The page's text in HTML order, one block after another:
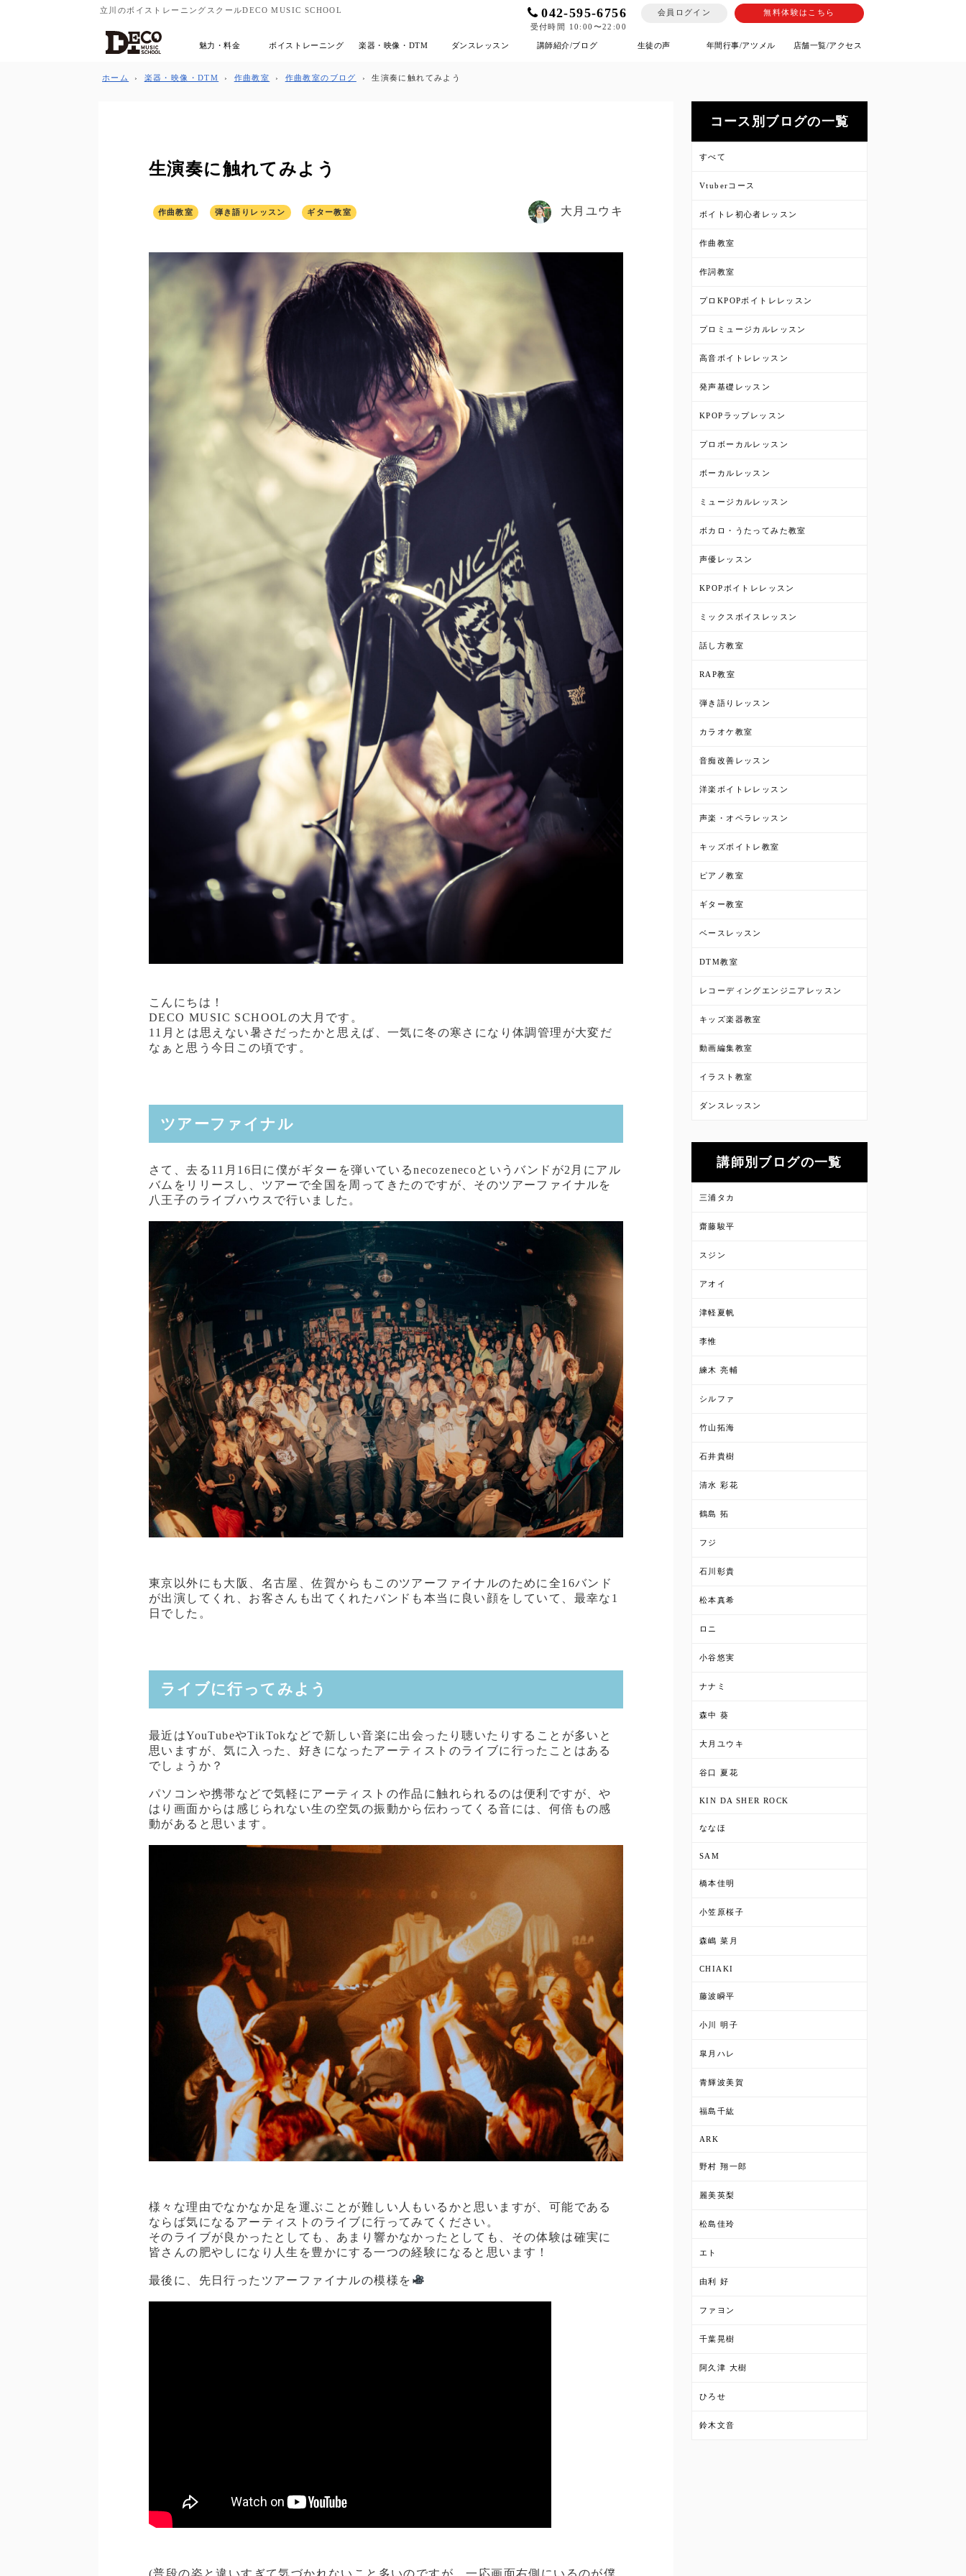
立川のボイストレーニングスクールDECO MUSIC SCHOOL 042-595-6756
受付時間 10:00〜22:00
会員ログイン 無料体験はこちら
魅力・料金 ボイストレーニング 楽器・映像・DTM ダンスレッスン 講師紹介/ブログ 生徒の声 年間行事/アツメル 店舗一覧/アクセス
ホーム › 楽器・映像・DTM › 作曲教室 › 作曲教室のブログ › 生演奏に触れてみよう
生演奏に触れてみよう
作曲教室 弾き語りレッスン ギター教室 大月ユウキ
こんにちは！
DECO MUSIC SCHOOLの大月です。
11月とは思えない暑さだったかと思えば、一気に冬の寒さになり体調管理が大変だ
なぁと思う今日この頃です。
ツアーファイナル
さて、去る11月16日に僕がギターを弾いているnecozenecoというバンドが2月にアル
バムをリリースし、ツアーで全国を周ってきたのですが、そのツアーファイナルを
八王子のライブハウスで行いました。
東京以外にも大阪、名古屋、佐賀からもこのツアーファイナルのために全16バンド
が出演してくれ、お客さんも出てくれたバンドも本当に良い顔をしていて、最幸な1
日でした。
ライブに行ってみよう
最近はYouTubeやTikTokなどで新しい音楽に出会ったり聴いたりすることが多いと
思いますが、気に入った、好きになったアーティストのライブに行ったことはある
でしょうか？
パソコンや携帯などで気軽にアーティストの作品に触れられるのは便利ですが、や
はり画面からは感じられない生の空気の振動から伝わってくる音には、何倍もの感
動があると思います。
様々な理由でなかなか足を運ぶことが難しい人もいるかと思いますが、可能である
ならば気になるアーティストのライブに行ってみてください。
そのライブが良かったとしても、あまり響かなかったとしても、その体験は確実に
皆さんの肥やしになり人生を豊かにする一つの経験になると思います！
最後に、先日行ったツアーファイナルの模様を
(普段の姿と違いすぎて気づかれないこと多いのですが、一応画面右側にいるのが僕
コース別ブログの一覧
すべて
Vtuberコース
ボイトレ初心者レッスン
作曲教室
作詞教室
プロKPOPボイトレレッスン
プロミュージカルレッスン
高音ボイトレレッスン
発声基礎レッスン
KPOPラップレッスン
プロボーカルレッスン
ボーカルレッスン
ミュージカルレッスン
ボカロ・うたってみた教室
声優レッスン
KPOPボイトレレッスン
ミックスボイスレッスン
話し方教室
RAP教室
弾き語りレッスン
カラオケ教室
音痴改善レッスン
洋楽ボイトレレッスン
声楽・オペラレッスン
キッズボイトレ教室
ピアノ教室
ギター教室
ベースレッスン
DTM教室
レコーディングエンジニアレッスン
キッズ楽器教室
動画編集教室
イラスト教室
ダンスレッスン
講師別ブログの一覧
三浦タカ
齋藤駿平
スジン
アオイ
津軽夏帆
李惟
練木 亮輔
シルファ
竹山拓海
石井貴樹
清水 彩花
鶴島 拓
フジ
石川彰貴
松本真希
ロニ
小谷悠実
ナナミ
森中 葵
大月ユウキ
谷口 夏花
KIN DA SHER ROCK
ななほ
SAM
橋本佳明
小笠原桜子
森嶋 菜月
CHIAKI
藤波瞬平
小川 明子
皐月ハレ
青輝波美賀
福島千紘
ARK
野村 翔一郎
麗美英梨
松島佳玲
エト
由利 好
ファヨン
千葉晃樹
阿久津 大樹
ひろせ
鈴木文音